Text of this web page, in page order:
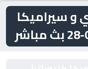
و سيراميكا